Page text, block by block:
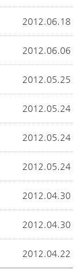
2012.06.18
2012.06.06
2012.05.25
2012.05.24
2012.05.24
2012.05.24
2012.04.30
2012.04.30
2012.04.22